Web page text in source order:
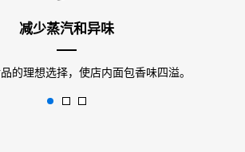
减少蒸汽和异味
的理想选择，使店内面包香味四溢。